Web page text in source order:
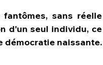
sans réelle
d'un seul individu, ce
démocratie naissante.